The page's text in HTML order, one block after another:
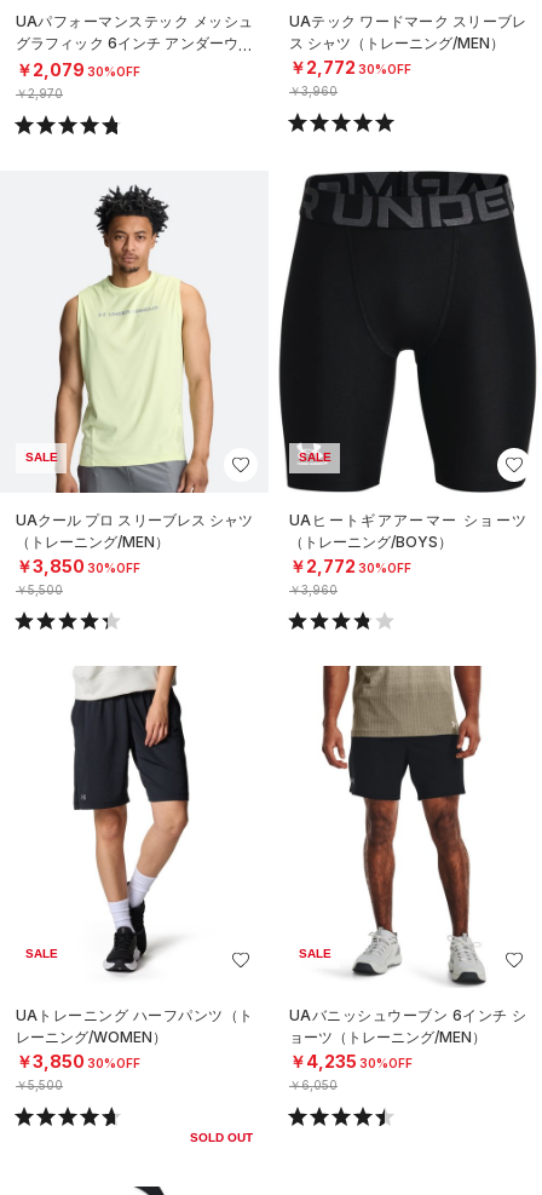
UAパフォーマンステック メッシュ
グラフィック 6インチ アンダーウェ
ア（トレーニング/MEN）
￥2,079 30%OFF
￥2,970
UAテック ワードマーク スリーブレ
ス シャツ（トレーニング/MEN）
￥2,772 30%OFF
￥3,960
SALE
UAクール プロ スリーブレス シャツ
（トレーニング/MEN）
￥3,850 30%OFF
￥5,500
SALE
UAヒートギアアーマー ショーツ
（トレーニング/BOYS）
￥2,772 30%OFF
￥3,960
SALE
UAトレーニング ハーフパンツ（ト
レーニング/WOMEN）
￥3,850 30%OFF
￥5,500
SOLD OUT
SALE
UAバニッシュウーブン 6インチ シ
ョーツ（トレーニング/MEN）
￥4,235 30%OFF
￥6,050